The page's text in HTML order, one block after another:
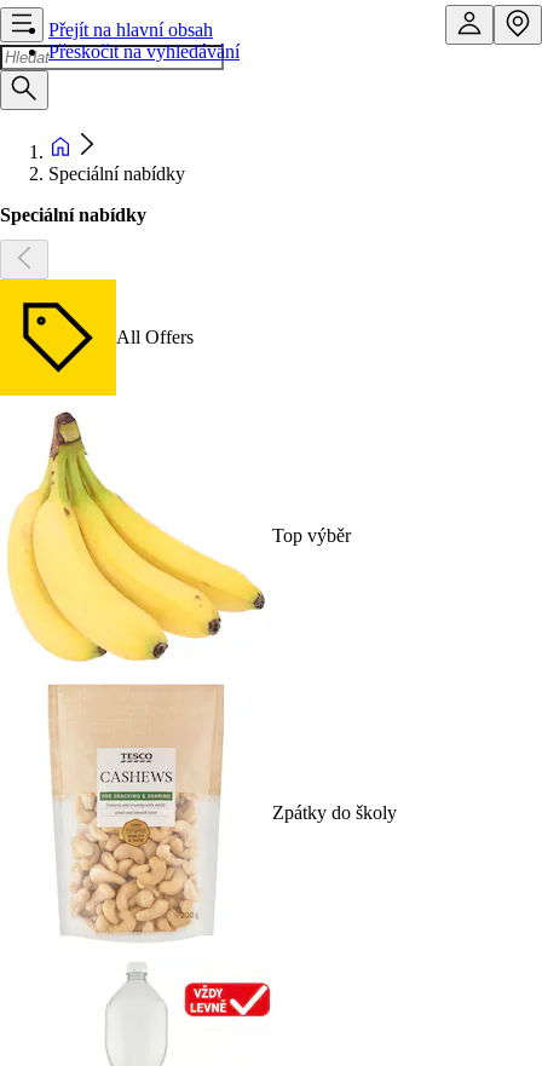
Přejít na hlavní obsah
Přeskočit na vyhledávání
Speciální nabídky
Speciální nabídky
All Offers
Top výběr
Zpátky do školy